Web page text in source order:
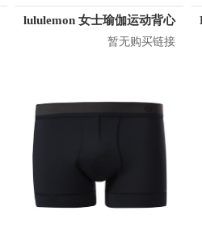
lululemon 女士瑜伽运动背心
暂无购买链接